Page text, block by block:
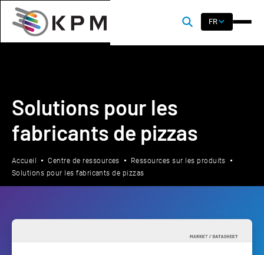
FR
Solutions pour les
fabricants de pizzas
Accueil Centre de ressources
Ressources sur les produits
Solutions pour les fabricants de pizzas